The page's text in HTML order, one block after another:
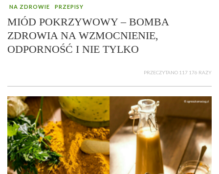
NA ZDROWIE PRZEPISY
MIÓD POKRZYWOWY – BOMBA
ZDROWIA NA WZMOCNIENIE,
ODPORNOŚĆ I NIE TYLKO
PRZECZYTANO 117 176 RAZY